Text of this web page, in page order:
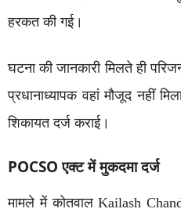
हरकत की गई।
घटना की जानकारी मिलते ही
प्रधानाध्यापक वहां मौजूद नहीं
शिकायत दर्ज कराई।
POCSO एक्ट में मुकदमा दर्ज
मामले में कोतवालKailash